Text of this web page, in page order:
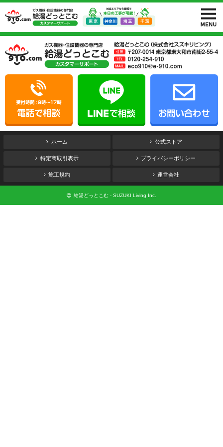
ホーム 公式ストア
特定商取引表示 プライバシーポリシー
施工規約 運営会社
給湯どっとこむ - SUZUKI Living Inc.